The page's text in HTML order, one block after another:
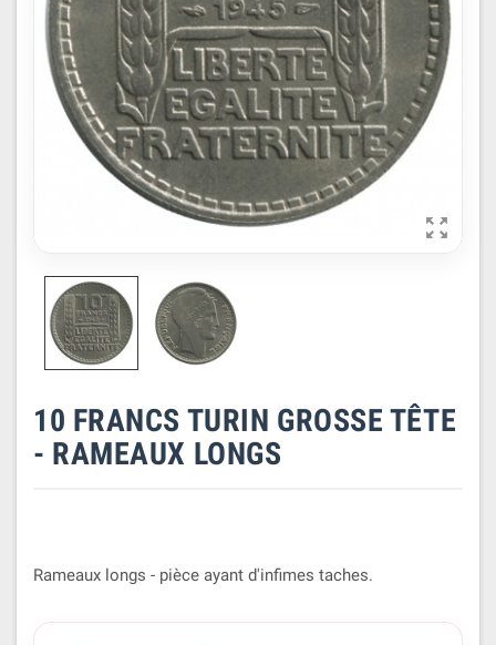

10 FRANCS TURIN GROSSE TÊTE
- RAMEAUX LONGS
Rameaux longs - pièce ayant d'infimes taches.